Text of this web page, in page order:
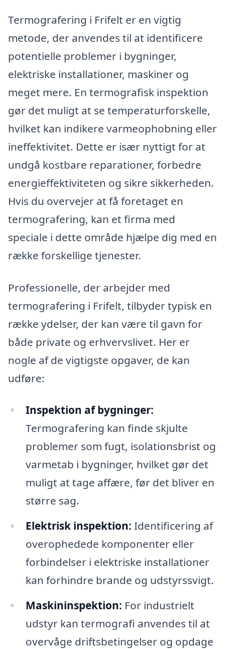
Termografering i Frifelt er en vigtig
metode, der anvendes til at identificere
potentielle problemer i bygninger,
elektriske installationer, maskiner og
meget mere. En termografisk inspektion
gør det muligt at se temperaturforskelle,
hvilket kan indikere varmeophobning eller
ineffektivitet. Dette er især nyttigt for at
undgå kostbare reparationer, forbedre
energieffektiviteten og sikre sikkerheden.
Hvis du overvejer at få foretaget en
termografering, kan et firma med
speciale i dette område hjælpe dig med en
række forskellige tjenester.
Professionelle, der arbejder med
termografering i Frifelt, tilbyder typisk en
række ydelser, der kan være til gavn for
både private og erhvervslivet. Her er
nogle af de vigtigste opgaver, de kan
udføre:
Inspektion af bygninger:
Termografering kan finde skjulte
problemer som fugt, isolationsbrist og
varmetab i bygninger, hvilket gør det
muligt at tage affære, før det bliver en
større sag.
Elektrisk inspektion: Identificering af
overophedede komponenter eller
forbindelser i elektriske installationer
kan forhindre brande og udstyrssvigt.
Maskininspektion: For industrielt
udstyr kan termografi anvendes til at
overvåge driftsbetingelser og opdage